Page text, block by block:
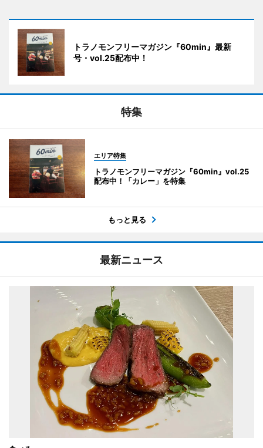
トラノモンフリーマガジン『60min』最新
号・vol.25配布中！
特集
エリア特集
トラノモンフリーマガジン『60min』vol.25
配布中！「カレー」を特集
もっと見る
最新ニュース